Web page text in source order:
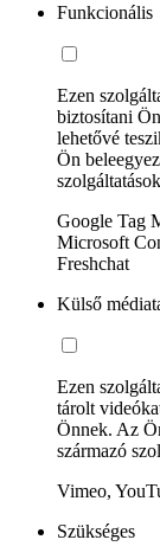
Funkcionális
Ezen
biztosítani
lehetővé
Ön
Google Tag
Microsoft
Freshchat
Külső
Ezen
tárolt
Önnek. Az
származó
Vimeo,
Szükséges